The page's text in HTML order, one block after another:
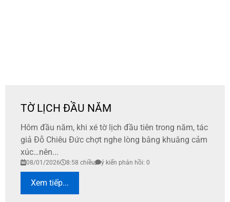
TỜ LỊCH ĐẦU NĂM
Hôm đầu năm, khi xé tờ lịch đầu tiên trong năm, tác
giả Đỗ Chiêu Đức chợt nghe lòng bâng khuâng cảm
xúc…nên...
08/01/2026 8:58 chiều ý kiến phản hồi: 0
Xem tiếp...